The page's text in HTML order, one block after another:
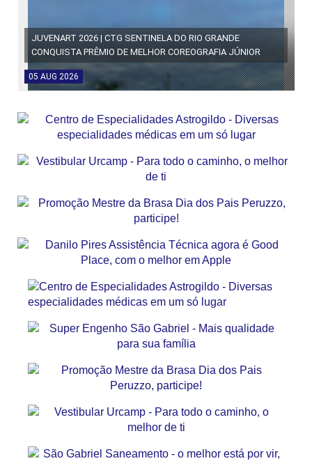
JUVENART 2026 | CTG SENTINELA DO RIO GRANDE
CONQUISTA PRÊMIO DE MELHOR COREOGRAFIA JÚNIOR
05 AUG 2026